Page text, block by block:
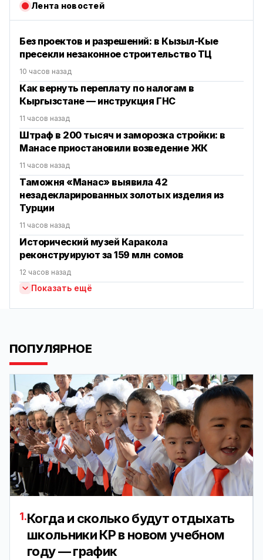
Лента новостей
Без проектов и разрешений: в Кызыл-Кые
пресекли незаконное строительство ТЦ
10 часов назад
Как вернуть переплату по налогам в
Кыргызстане — инструкция ГНС
11 часов назад
Штраф в 200 тысяч и заморозка стройки: в
Манасе приостановили возведение ЖК
11 часов назад
Таможня «Манас» выявила 42
незадекларированных золотых изделия из
Турции
11 часов назад
Исторический музей Каракола
реконструируют за 159 млн сомов
12 часов назад
Показать ещё
ПОПУЛЯРНОЕ
1.Когда и сколько будут отдыхать
школьники КР в новом учебном
году — график